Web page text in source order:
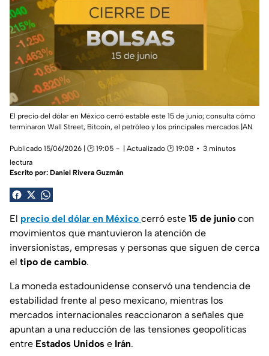
El precio del dólar en México cerró estable este 15 de junio; consulta cómo
terminaron Wall Street, Bitcoin, el petróleo y los principales mercados.|AN
Publicado 15/06/2026 | 🕑 19:05 | Actualizado 🕑 19:08
3 minutos
lectura
Escrito por: Daniel Rivera Guzmán
El precio del dólar en México cerró este 15 de junio con
movimientos que mantuvieron la atención de
inversionistas, empresas y personas que siguen de cerca
el tipo de cambio.
La moneda estadounidense conservó una tendencia de
estabilidad frente al peso mexicano, mientras los
mercados internacionales reaccionaron a señales que
apuntan a una reducción de las tensiones geopolíticas
entre Estados Unidos e Irán.